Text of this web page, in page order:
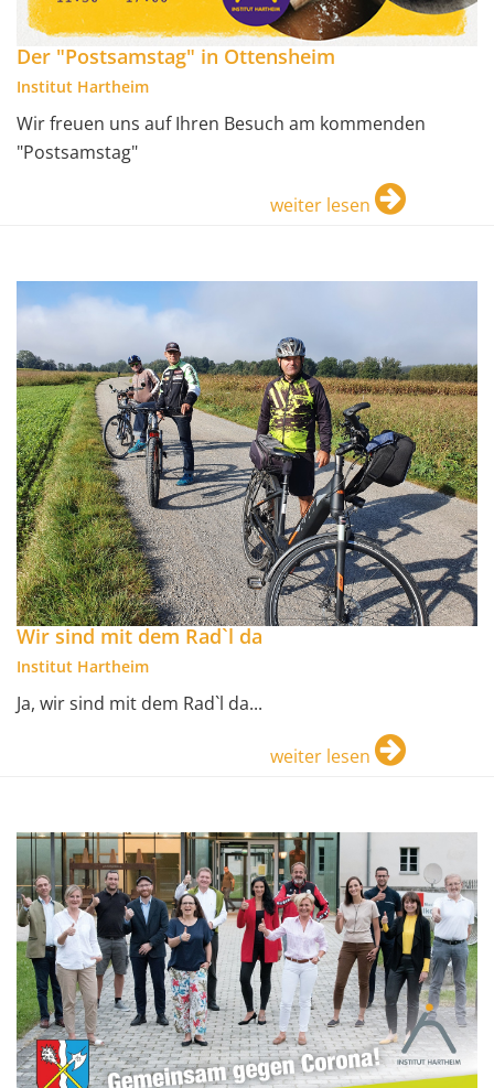
Der "Postsamstag" in Ottensheim
Institut Hartheim
Wir freuen uns auf Ihren Besuch am kommenden
"Postsamstag"
weiter lesen
Wir sind mit dem Rad`l da
Institut Hartheim
Ja, wir sind mit dem Rad`l da...
weiter lesen